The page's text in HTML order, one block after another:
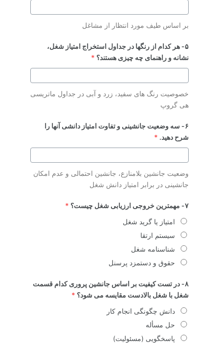
بر اساس طیف مورد انتظار از مشاغل
۵- هر کدام از رنگها در جداول استخراج امتیاز شغل،
نشانه و راهنمای چه چیزی هستند؟ *
خصوصیت رنگ های سفید، زرد و آبی در جداول ماتریسی
هی گروپ
۶- سه وضعیت جانشینی و تفاوت امتیاز دانشی آنها را
شرح دهید. *
وضعیت جانشین بلامنازع، جانشین احتمالی و عدم امکان
جانشینی در برابر امتیاز دانش شغل
۷- مهمترین خروجی ارزیابی شغل چیست؟
*
امتیاز یا گرید شغل
سیستم ارتقا
شناسنامه شغل
حقوق و دستمزد پرسنل
۸- در تست کیفیت بر اساس جانشین پروری کدام قسمت
شغل با شغل بالادست مقایسه می شود؟ *
دانش چگونگی انجام کار
حل مسأله
پاسخگویی (مسئولیت)